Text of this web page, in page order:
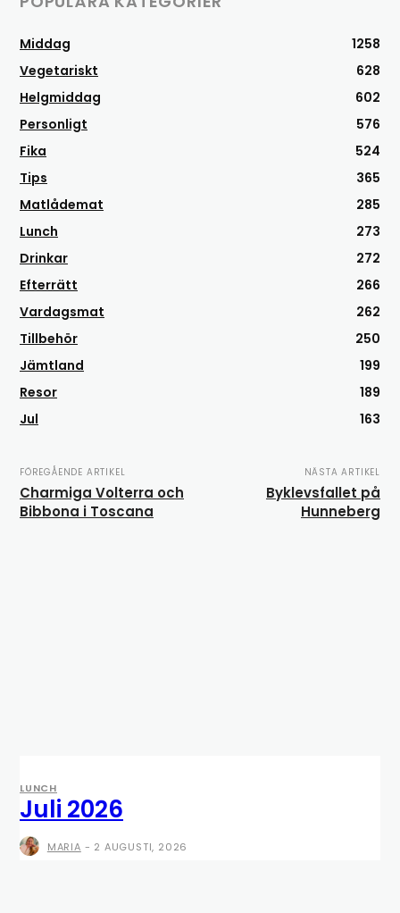
Middag
1258
Vegetariskt
628
Helgmiddag
602
Personligt
576
Fika
524
Tips
365
Matlådemat
285
Lunch
273
Drinkar
272
Efterrätt
266
Vardagsmat
262
Tillbehör
250
Jämtland
199
Resor
189
Jul
163
FÖREGÅENDE ARTIKEL
Charmiga Volterra och
Bibbona i Toscana
NÄSTA ARTIKEL
Byklevsfallet på
Hunneberg
LUNCH
Juli 2026
MARIA - 2 AUGUSTI, 2026